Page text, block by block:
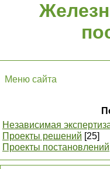
Меню сайта
Независимая
Проекты решений [25]
Проекты постановлений